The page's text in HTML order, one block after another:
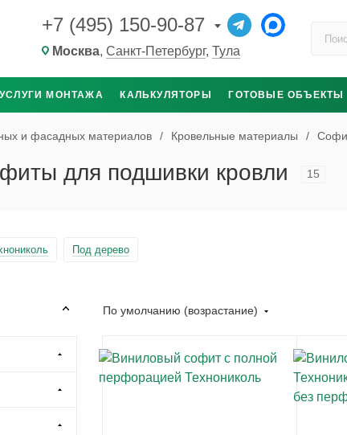
+7 (495) 150-90-87
Москва, Санкт-Петербург, Тула
УСЛУГИ МОНТАЖА КАЛЬКУЛЯТОРЫ ГОТОВЫЕ ОБЪЕКТЫ
и фасадных материалов / Кровельные материалы /
для подшивки кровли 15
Под дерево
По умолчанию (возрастание)